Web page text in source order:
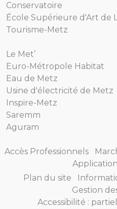
Conservatoire
École Supérieure d'Art de
Tourisme-Metz
Le Met’
Euro-Métropole Habitat
Eau de Metz
Usine d'électricité de Metz
Inspire-Metz
Saremm
Aguram
Accès Professionnels
Plan du site
Gestion
Accessibilité :